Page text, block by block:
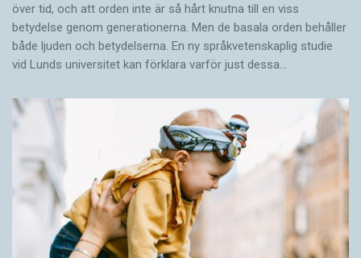
över tid, och att orden inte är så hårt knutna till en viss
betydelse genom generationerna. Men de basala orden behåller
både ljuden och betydelserna. En ny språkvetenskaplig studie
vid Lunds universitet kan förklara varför just dessa…